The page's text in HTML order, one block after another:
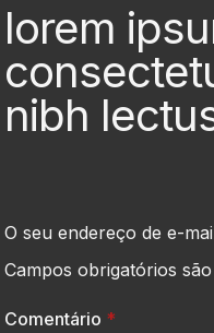
lorem
nibh
O seu endereço de e-
Campos obrigatórios
Comentário *